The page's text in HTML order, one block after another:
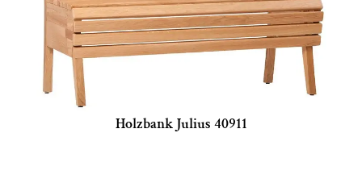
Holzbank Julius 40911